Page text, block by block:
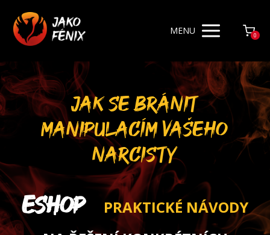
MENU 0
JAK SE BRÁNIT
MANIPULACÍM VAŠEHO
NARCISTY
ESHOP
PRAKTICKÉ NÁVODY